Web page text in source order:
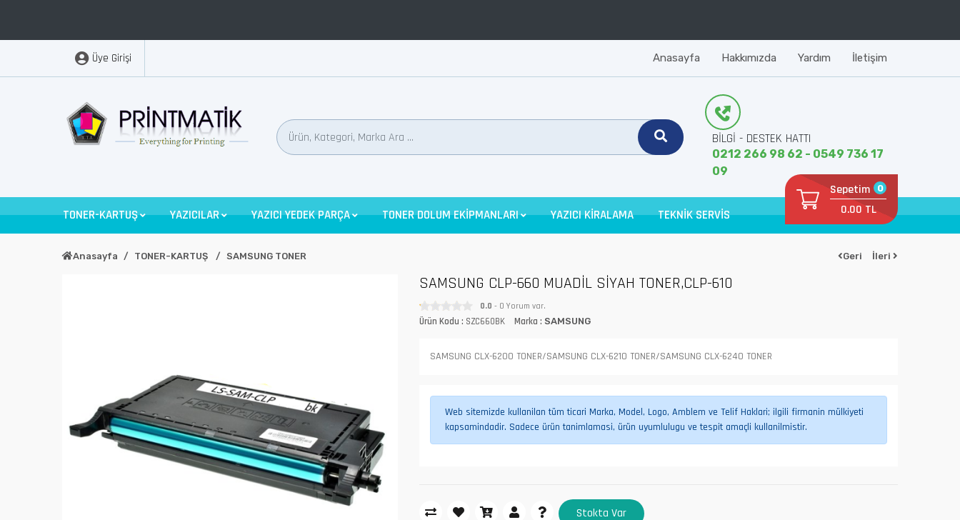
Üye Girişi Anasayfa Hakkımızda Yardım İletişim
BİLGİ - DESTEK HATTI
0212 266 98 62 - 0549 736 17
09
Sepetim 0
0.00 TL
TONER-KARTUŞ YAZICILAR YAZICI YEDEK PARÇA TONER DOLUM EKİPMANLARI YAZICI KİRALAMA TEKNİK SERVİS
Anasayfa TONER-KARTUŞ SAMSUNG TONER Geri İleri
SAMSUNG CLP-660 MUADİL SİYAH TONER,CLP-610
0.0 - 0 Yorum var.
Ürün Kodu : SZC660BK Marka : SAMSUNG
SAMSUNG CLX-6200 TONER/SAMSUNG CLX-6210 TONER/SAMSUNG CLX-6240 TONER
Web sitemizde kullanilan tüm ticari Marka, Model, Logo, Amblem ve Telif Haklari; ilgili firmanin mülkiyeti
kapsamindadir. Sadece ürün tanimlamasi, ürün uyumlulugu ve tespit amaçli kullanilmistir.
Stokta Var